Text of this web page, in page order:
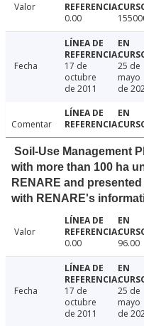
Valor
0.00
Fecha
17 de
octubre
de 2011
25 de
mayo
de
Comentar
Soil-Use Management
with more than 100 ha
RENARE and
with RENARE's
Valor
0.00
96.00
Fecha
17 de
octubre
de 2011
25 de
mayo
de